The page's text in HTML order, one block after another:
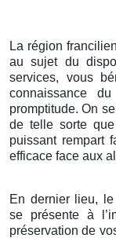
La région
au sujet du
services, vous
connaissance
promptitude. On
de telle sorte
puissant rempart
efficace face aux
En dernier lieu, le
se présente à
préservation de